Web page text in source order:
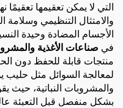
التي لا يمكن تعقيمها
والامتثال التنظيمي وسلامة
الأجسام المضادة وحيدة
في صناعات الأغذية
منتجات قابلة للحفظ دون
لمعالجة السوائل مثل حليب
والمشروبات النباتية، حيث
بشكل منفصل قبل التعبئة